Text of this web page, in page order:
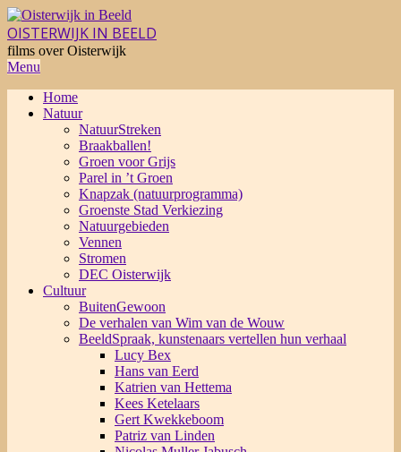
Skip
to
content
OISTERWIJK IN BEELD
films over Oisterwijk
Primary
Menu
Menu
Home
Natuur
NatuurStreken
Braakballen!
Groen voor Grijs
Parel in ’t Groen
Knapzak (natuurprogramma)
Groenste Stad Verkiezing
Natuurgebieden
Vennen
Stromen
DEC Oisterwijk
Cultuur
BuitenGewoon
De verhalen van Wim van de Wouw
BeeldSpraak, kunstenaars vertellen hun verhaal
Lucy Bex
Hans van Eerd
Katrien van Hettema
Kees Ketelaars
Gert Kwekkeboom
Patriz van Linden